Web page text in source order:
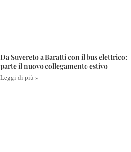
Da Suvereto a Baratti con il bus elettrico:
parte il nuovo collegamento estivo
Leggi di più »